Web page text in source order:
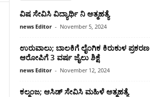
ವಿಷ ಸೇವಿಸಿ ವಿದ್ಯಾರ್ಥಿ ನಿ ಆತ್ಮಹತ್ಯೆ
news Editor - November 5, 2024
ಉರುವಾಲು; ಬಾಲಕಿಗೆ ಲೈಂಗಿಕ ಕಿರುಕುಳ ಪ್ರಕರಣ
ಆರೋಪಿಗೆ 3 ವರ್ಷ ಜೈಲು ಶಿಕ್ಷೆ
news Editor - November 12, 2024
ಕಲ್ಮಂಜ; ಆಸಿಡ್‌ ಸೇವಿಸಿ ಮಹಿಳೆ ಆತ್ಮಹತ್ಯೆ